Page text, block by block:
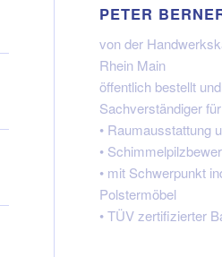
PETER
von der
Rhein Main
öffentlich bestellt
Sachverständiger für
• Raumausstattung
•
• mit Schwerpunkt
Polstermöbel
• TÜV zertifizierter